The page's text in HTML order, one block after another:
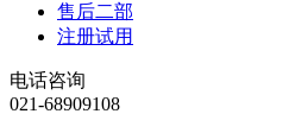
售后二部
注册试用
电话咨询
021-68909108